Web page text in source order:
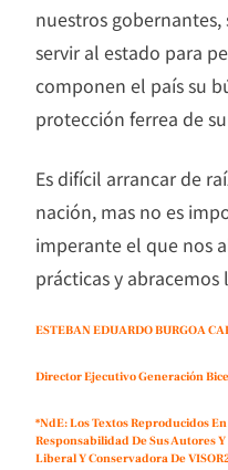
nuestros
servir al estado para
componen el país su
protección ferrea de
Es difícil arrancar de
nación, mas no es
imperante el que nos
prácticas y
ESTEBAN EDUARDO BURGOA
Director Ejecutivo Generación
*NdE: Los Textos Reproducidos
Responsabilidad De Sus Autores
Liberal Y Conservadora De